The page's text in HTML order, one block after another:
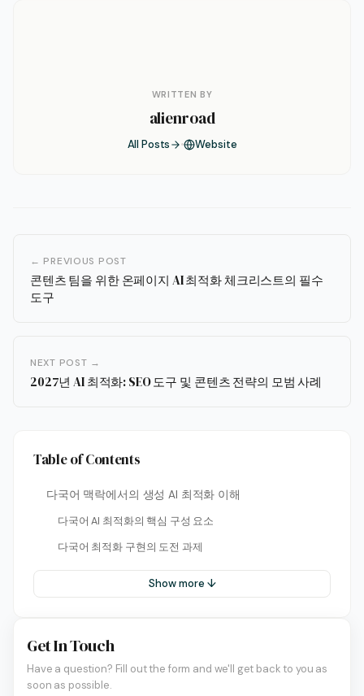
WRITTEN BY
alienroad
All Posts Website
← PREVIOUS POST
콘텐츠 팀을 위한 온페이지 AI 최적화 체크리스트의 필수
도구
NEXT POST →
2027년 AI 최적화: SEO 도구 및 콘텐츠 전략의 모범 사례
Table of Contents
다국어 맥락에서의 생성 AI 최적화 이해
다국어 AI 최적화의 핵심 구성 요소
다국어 최적화 구현의 도전 과제
Show more ↓
Get In Touch
Have a question? Fill out the form and we'll get back to you as
soon as possible.